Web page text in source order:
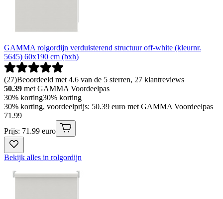
GAMMA rolgordijn verduisterend structuur off-white (kleurnr.
5645) 60x190 cm (bxh)
(27)Beoordeeld met 4.6 van de 5 sterren, 27 klantreviews
50.39 met GAMMA Voordeelpas
30% korting30% korting
30% korting, voordeelprijs: 50.39 euro met GAMMA Voordeelpas
71 .99
Prijs: 71.99 euro
Bekijk alles in rolgordijn